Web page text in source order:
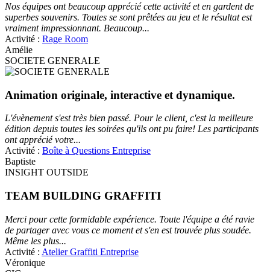
Nos équipes ont beaucoup apprécié cette activité et en gardent de
superbes souvenirs. Toutes se sont prêtées au jeu et le résultat est
vraiment impressionnant. Beaucoup...
Activité : Rage Room
Amélie
SOCIETE GENERALE
Animation originale, interactive et dynamique.
L'évènement s'est très bien passé. Pour le client, c'est la meilleure
édition depuis toutes les soirées qu'ils ont pu faire! Les participants
ont apprécié votre...
Activité : Boîte à Questions Entreprise
Baptiste
INSIGHT OUTSIDE
TEAM BUILDING GRAFFITI
Merci pour cette formidable expérience. Toute l'équipe a été ravie
de partager avec vous ce moment et s'en est trouvée plus soudée.
Même les plus...
Activité : Atelier Graffiti Entreprise
Véronique